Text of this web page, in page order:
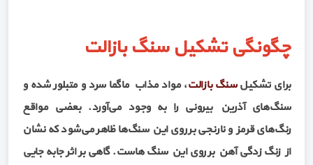
چگونگی تشکیل سنگ بازالت
برای تشکیلسنگ بازالت، مواد مذاب ماگما سرد و متبلور شده و
سنگ‌های آذرین بیرونی را به وجود می‌آورد. بعضی مواقع
رنگ‌های قرمز و نارنجی بر روی این سنگ‌ها ظاهر می‌شود که نشان
از زنگ زدگی آهن بر روی این سنگ هاست. گاهی بر اثر جابه جایی